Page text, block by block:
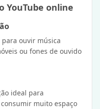
YouTube online
ouvir música
ou fones de ouvido
ideal para
muito espaço